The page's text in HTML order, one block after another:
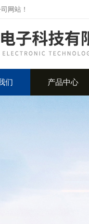
网站！
们 产品中心